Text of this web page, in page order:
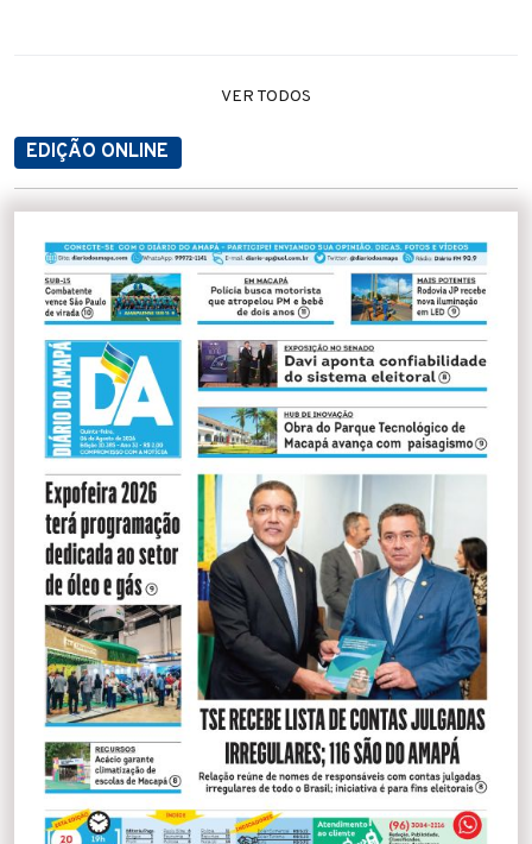
VER TODOS
EDIÇÃO ONLINE